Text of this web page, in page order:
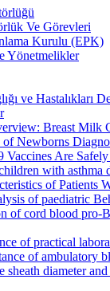
Ve Görevleri
Kurulu (EPK)
Yönetmelikler
ve Hastalıkları
Breast Milk
of Newborns
Are
with asthma
of Patients
of paediatric
of cord blood pro-
of practical
of ambulatory
sheath diameter